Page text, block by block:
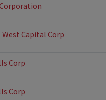
West Capital Corp
Corp
Corp